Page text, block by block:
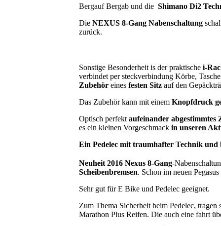
Bergauf Bergab und die Shimano Di2
Die NEXUS 8-Gang Nabenschaltung
zurück.
Sonstige Besonderheit is der praktische i-
verbindet per steckverbindung Körbe,
Zubehör eines festen Sitz auf den
Das Zubehör kann mit einem Knopfdruck
Optisch perfekt aufeinander abgestimmtes
es ein kleinen Vorgeschmack in unseren
Ein Pedelec mit traumhafter Technik und
Neuheit 2016 Nexus 8-Gang-
Scheibenbremsen. Schon im neuen Pegasus
Sehr gut für E Bike und Pedelec geeignet.
Zum Thema Sicherheit beim Pedelec,
Marathon Plus Reifen. Die auch eine fahrt